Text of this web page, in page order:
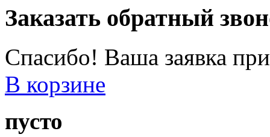
Заказать обратный
Спасибо! Ваша заявка
В корзине
пусто